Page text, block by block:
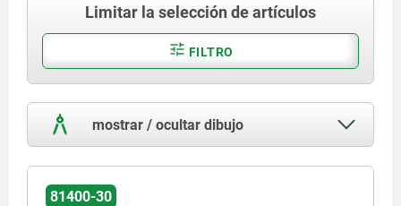
Limitar la selección de artículos
FILTRO
mostrar / ocultar dibujo
81400-30